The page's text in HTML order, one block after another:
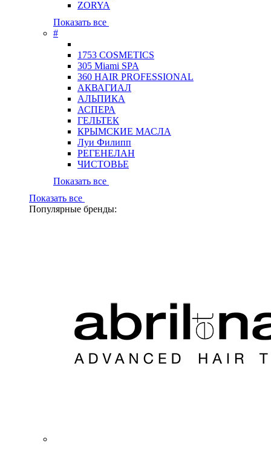
ZORYA
Показать все
#
1753 COSMETICS
305 Miami SPA
360 HAIR PROFESSIONAL
АКВАГИАЛ
АЛЬПИКА
АСПЕРА
ГЕЛЬТЕК
КРЫМСКИЕ МАСЛА
Луи Филипп
РЕГЕНЕЛАН
ЧИСТОВЬЕ
Показать все
Показать все
Популярные бренды: